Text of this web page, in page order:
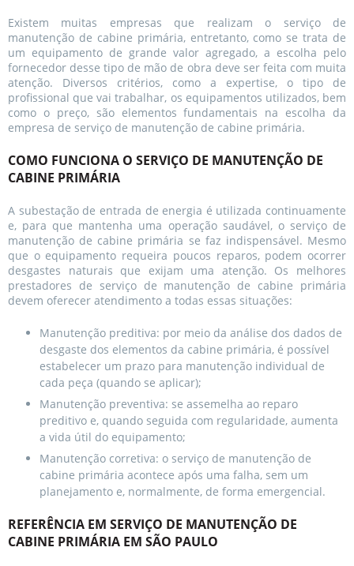
Existem muitas empresas que realizam o serviço de
manutenção de cabine primária, entretanto, como se trata de
um equipamento de grande valor agregado, a escolha pelo
fornecedor desse tipo de mão de obra deve ser feita com muita
atenção. Diversos critérios, como a expertise, o tipo de
profissional que vai trabalhar, os equipamentos utilizados, bem
como o preço, são elementos fundamentais na escolha da
empresa de serviço de manutenção de cabine primária.
COMO FUNCIONA O SERVIÇO DE MANUTENÇÃO DE
CABINE PRIMÁRIA
A subestação de entrada de energia é utilizada continuamente
e, para que mantenha uma operação saudável, o serviço de
manutenção de cabine primária se faz indispensável. Mesmo
que o equipamento requeira poucos reparos, podem ocorrer
desgastes naturais que exijam uma atenção. Os melhores
prestadores de serviço de manutenção de cabine primária
devem oferecer atendimento a todas essas situações:
Manutenção preditiva: por meio da análise dos dados de
desgaste dos elementos da cabine primária, é possível
estabelecer um prazo para manutenção individual de
cada peça (quando se aplicar);
Manutenção preventiva: se assemelha ao reparo
preditivo e, quando seguida com regularidade, aumenta
a vida útil do equipamento;
Manutenção corretiva: o serviço de manutenção de
cabine primária acontece após uma falha, sem um
planejamento e, normalmente, de forma emergencial.
REFERÊNCIA EM SERVIÇO DE MANUTENÇÃO DE
CABINE PRIMÁRIA EM SÃO PAULO